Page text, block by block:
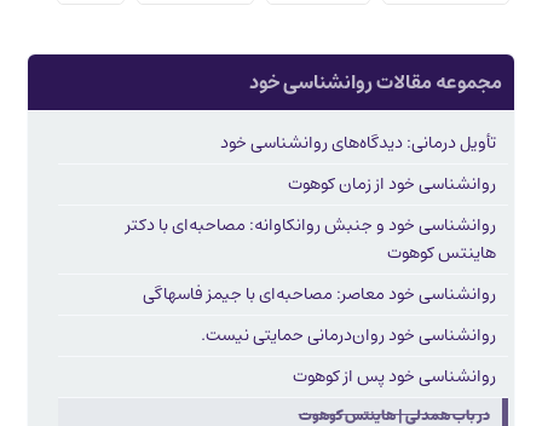
مجموعه مقالات روانشناسی خود
تأویل درمانی: دیدگاه‌های روانشناسی خود
روانشناسی خود از زمان کوهوت
روانشناسی خود و جنبش روانکاوانه: مصاحبه‌ای با دکتر
هاینتس کوهوت
روانشناسی خود معاصر: مصاحبه‌ای با جیمز فاسهاگی
روانشناسی خود روان‌درمانی حمایتی نیست.
روانشناسی خود پس از کوهوت
در باب همدلی | هاینتس کوهوت